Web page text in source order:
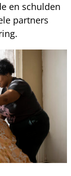
en schulden
partners